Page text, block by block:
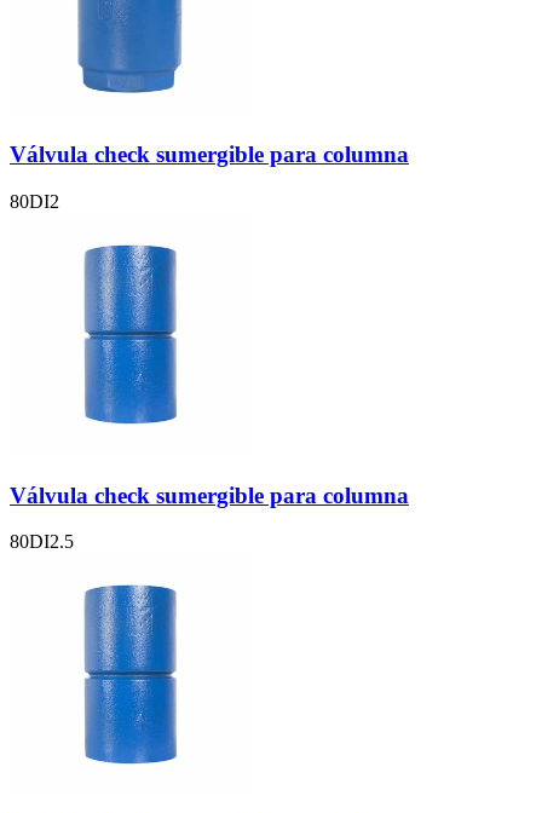
Válvula check sumergible para columna
80DI2
Válvula check sumergible para columna
80DI2.5